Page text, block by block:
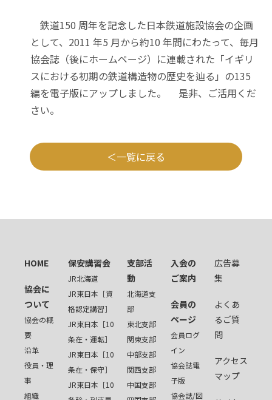
鉄道150 周年を記念した日本鉄道施設協会の企画
として、2011 年5 月から約10 年間にわたって、毎月
協会誌（後にホームページ）に連載された「イギリ
スにおける初期の鉄道構造物の歴史を辿る」の135
編を電子版にアップしました。
是非、ご活用くだ
さい。
一覧に戻る
HOME
協会に
ついて
協会の概
要
沿革
役員・理
事
組織
保安講習会
JR北海道
JR東日本［資
格認定講習］
JR東日本［10
条在・運転］
JR東日本［10
条在・保守］
JR東日本［10
支部活
動
北海道支
部
東北支部
関東支部
中部支部
関西支部
中国支部
入会の
ご案内
会員の
ページ
会員ログ
イン
協会誌電
子版
協会誌/図
広告募
集
よくあ
るご質
問
アクセス
マップ